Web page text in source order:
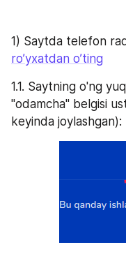
ro’yxatdan o’ting
1.1. Saytning o'ng
"odamcha" belgisi
keyinda joylashgan):